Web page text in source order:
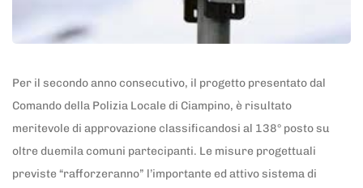
Per il secondo anno consecutivo, il progetto presentato dal
Comando della Polizia Locale di Ciampino, è risultato
meritevole di approvazione classificandosi al 138° posto su
oltre duemila comuni partecipanti. Le misure progettuali
previste “rafforzeranno” l’importante ed attivo sistema di